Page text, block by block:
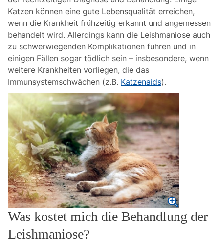
Katzen können eine gute Lebensqualität erreichen,
wenn die Krankheit frühzeitig erkannt und angemessen
behandelt wird. Allerdings kann die Leishmaniose auch
zu schwerwiegenden Komplikationen führen und in
einigen Fällen sogar tödlich sein – insbesondere, wenn
weitere Krankheiten vorliegen, die das
Immunsystemschwächen (z.B. Katzenaids).
Was kostet mich die Behandlung der
Leishmaniose?